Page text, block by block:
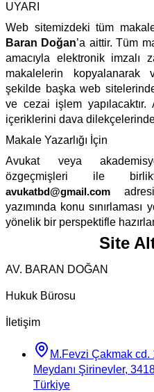
UYARI
Web sitemizdeki tüm
Baran Doğan’a aittir. Tüm
amacıyla elektronik imzalı
makalelerin
şekilde başka web
ve cezai işlem yapılacaktır.
içeriklerini dava
Makale Yazarlığı İçin
Avukat veya
özgeçmişleri ile
avukatbd@gmail.com
yazımında konu
yönelik bir perspektifle
Site
AV. BARAN DOĞAN
Hukuk Bürosu
İletişim
M.Fevzi Çakmak
Meydanı Şirinevler,
Türkiye